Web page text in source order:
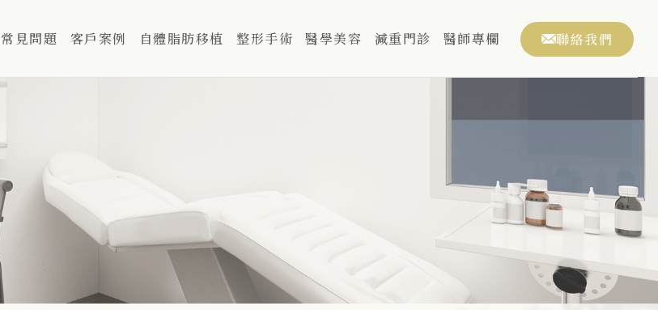
常見問題 客戶案例 自體脂肪移植 整形手術 醫學美容 減重門診 醫師專欄 聯絡我們